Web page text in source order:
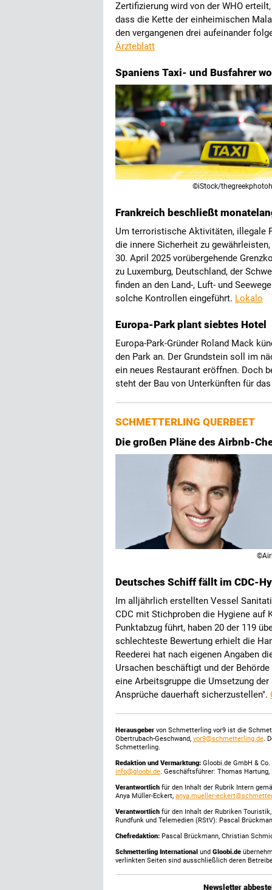
Zertifizierung wird von der WHO
dass die Kette der einheimischen
den vergangenen drei aufeinander
Ärzteblatt
Spaniens Taxi- und Busfahrer
©iStock/
Frankreich beschließt
Um terroristische Aktivitäten, illegale
die innere Sicherheit zu
30. April 2025 vorübergehende
zu Luxemburg, Deutschland, der
finden an den Land-, Luft- und
solche Kontrollen eingeführt. Lokalo
Europa-Park plant siebtes Hotel
Europa-Park-Gründer Roland Mack
den Park an. Der Grundstein soll im
ein neues Restaurant eröffnen. Doch
steht der Bau von Unterkünften für
SCHMETTERLING QUERBEET
Die großen Pläne des Airbnb-
Deutsches Schiff fällt im CDC-
Im alljährlich erstellten Vessel
CDC mit Stichproben die Hygiene auf
Punktabzug führt, haben 20 der 119
schlechteste Bewertung erhielt die
Reederei hat nach eigenen Angaben
Ursachen beschäftigt und der
eine Arbeitsgruppe die Umsetzung
Ansprüche dauerhaft sicherzustellen".
Herausgeber von Schmetterling vor9 ist die
Obertrubach-Geschwand, vor9@schmetterling.de.
Schmetterling.
Redaktion und Vermarktung: Gloobi.de GmbH &
info@gloobi.de. Geschäftsführer: Thomas
Verantwortlich für den Inhalt der Rubrik Intern
Anya Müller-Eckert, anya.mueller-
Verantwortlich für den Inhalt der Rubriken
Rundfunk und Telemedien (RStV): Pascal
Chefredaktion: Pascal Brückmann, Christian
Schmetterling International und Gloobi.de
verlinkten Seiten sind ausschließlich deren
Newsletter